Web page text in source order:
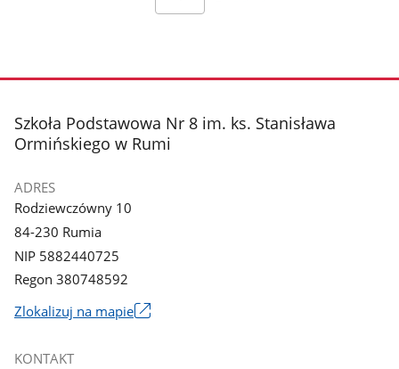
stopka
Szkoła Podstawowa Nr 8 im. ks. Stanisława
Ormińskiego w Rumi
ADRES
Rodziewczówny 10
84-230 Rumia
NIP 5882440725
Regon 380748592
Zlokalizuj na mapieLink
KONTAKT